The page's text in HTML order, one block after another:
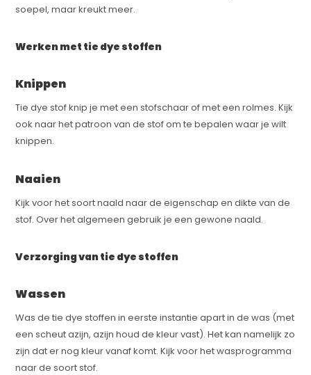
soepel, maar kreukt meer.
Werken met tie dye stoffen
Knippen
Tie dye stof knip je met een stofschaar of met een rolmes. Kijk
ook naar het patroon van de stof om te bepalen waar je wilt
knippen.
Naaien
Kijk voor het soort naald naar de eigenschap en dikte van de
stof. Over het algemeen gebruik je een gewone naald.
Verzorging van tie dye stoffen
Wassen
Was de tie dye stoffen in eerste instantie apart in de was (met
een scheut azijn, azijn houd de kleur vast). Het kan namelijk zo
zijn dat er nog kleur vanaf komt. Kijk voor het wasprogramma
naar de soort stof.